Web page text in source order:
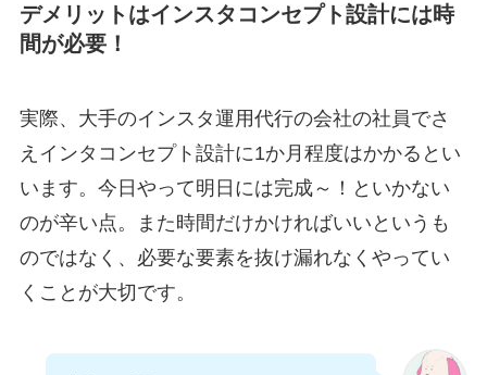
デメリットはインスタコンセプト設計には時
間が必要！
実際、大手のインスタ運用代行の会社の社員でさ
えインタコンセプト設計に1か月程度はかかるとい
います。今日やって明日には完成～！といかない
のが辛い点。また時間だけかければいいというも
のではなく、必要な要素を抜け漏れなくやってい
くことが大切です。